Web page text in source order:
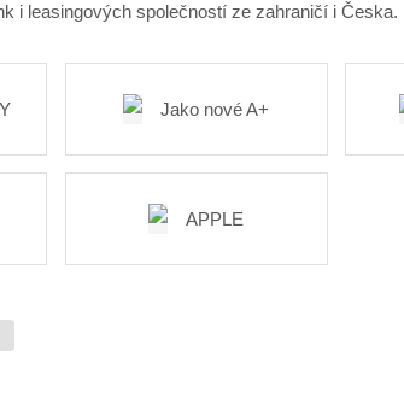
i leasingových společností ze zahraničí i Česka.
Jako nové A+
APPLE